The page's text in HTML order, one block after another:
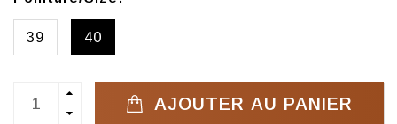
39 40
AJOUTER AU PANIER